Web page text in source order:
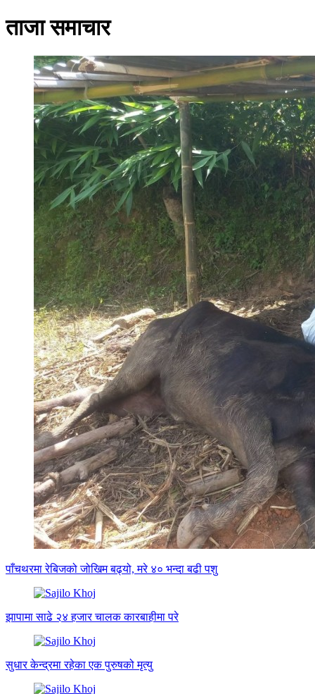
ताजा समाचार
पाँचथरमा रेबिजको जोखिम बढ्यो, मरे ४० भन्दा बढी पशु
झापामा साढे २४ हजार चालक कारबाहीमा परे
सुधार केन्द्रमा रहेका एक पुरुषको मृत्यु